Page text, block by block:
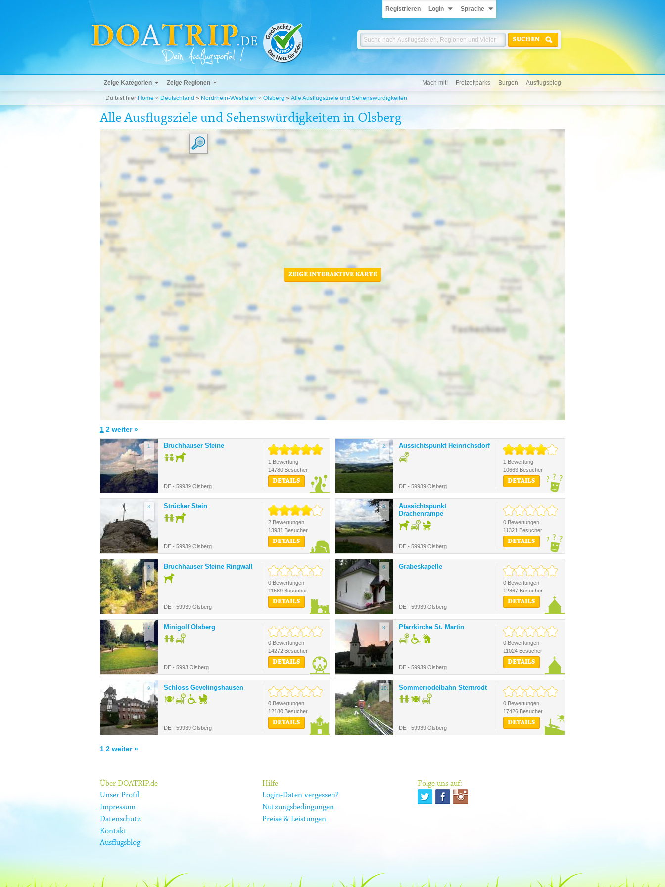
Registrieren Login Sprache
SUCHEN
Zeige Kategorien Zeige Regionen Mach mit! Freizeitparks Burgen Ausflugsblog
Du bist hier:Home » Deutschland » Nordrhein-Westfalen » Olsberg » Alle Ausflugsziele und Sehenswürdigkeiten
Alle Ausflugsziele und Sehenswürdigkeiten in Olsberg
ZEIGE INTERAKTIVE KARTE
1 2 weiter »
1. Bruchhauser Steine
DE - 59939 Olsberg
1 Bewertung
14780 Besucher
DETAILS
2. Aussichtspunkt Heinrichsdorf
DE - 59939 Olsberg
1 Bewertung
10663 Besucher
DETAILS
3. Strücker Stein
DE - 59939 Olsberg
2 Bewertungen
13931 Besucher
DETAILS
4.
Aussichtspunkt
Drachenrampe
DE - 59939 Olsberg
0 Bewertungen
11321 Besucher
DETAILS
5. Bruchhauser Steine Ringwall
DE - 59939 Olsberg
0 Bewertungen
11589 Besucher
DETAILS
6. Grabeskapelle
DE - 59939 Olsberg
0 Bewertungen
12867 Besucher
DETAILS
7. Minigolf Olsberg
DE - 5993 Olsberg
0 Bewertungen
14272 Besucher
DETAILS
8. Pfarrkirche St. Martin
DE - 59939 Olsberg
0 Bewertungen
11024 Besucher
DETAILS
9. Schloss Gevelingshausen
DE - 59939 Olsberg
0 Bewertungen
12180 Besucher
DETAILS
10. Sommerrodelbahn Sternrodt
DE - 59939 Olsberg
0 Bewertungen
17426 Besucher
DETAILS
1 2 weiter »
Über DOATRIP.de
Unser Profil
Impressum
Datenschutz
Kontakt
Ausflugsblog
Hilfe
Login-Daten vergessen?
Nutzungsbedingungen
Preise & Leistungen
Folge uns auf: